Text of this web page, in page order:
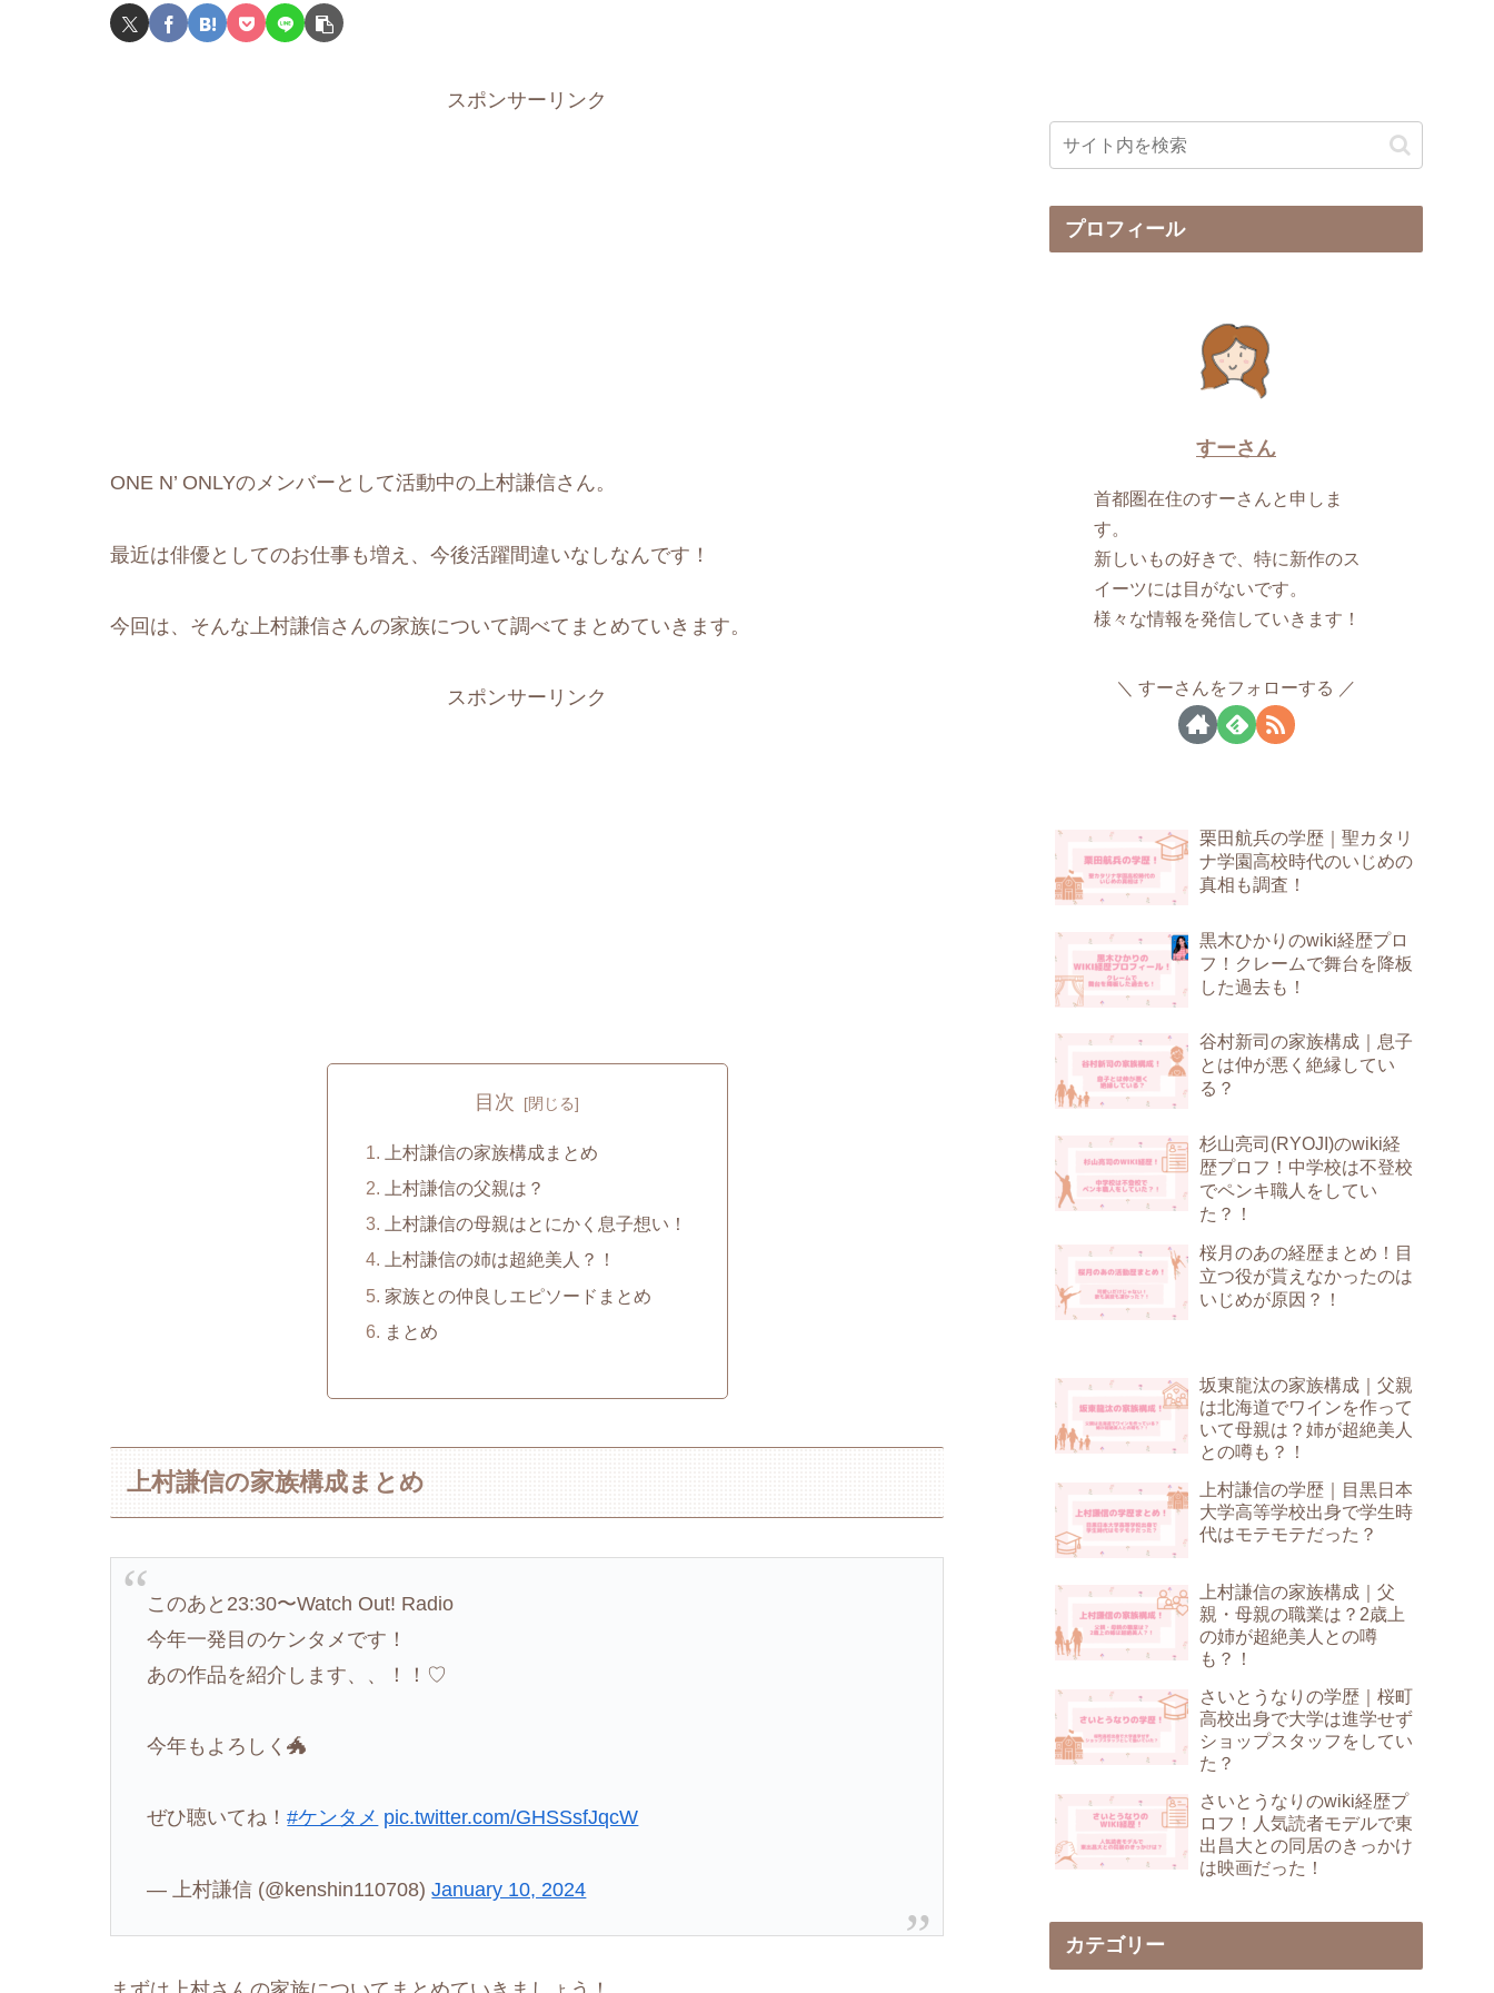
スポンサーリンク
ONE N’ ONLYのメンバーとして活動中の上村謙信さん。
最近は俳優としてのお仕事も増え、今後活躍間違いなしなんです！
今回は、そんな上村謙信さんの家族について調べてまとめていきます。
スポンサーリンク
目次
上村謙信の家族構成まとめ
上村謙信の父親は？
上村謙信の母親はとにかく息子想い！
上村謙信の姉は超絶美人？！
家族との仲良しエピソードまとめ
まとめ
上村謙信の家族構成まとめ
このあと23:30〜Watch Out! Radio
今年一発目のケンタメです！
あの作品を紹介します、、！！♡
今年もよろしく🐲
ぜひ聴いてね！#ケンタメ pic.twitter.com/GHSSsfJqcW
— 上村謙信 (@kenshin110708)January 10, 2024
プロフィール
すーさん
首都圏在住のすーさんと申しま
す。
新しいもの好きで、特に新作のス
イーツには目がないです。
様々な情報を発信していきます！
すーさんをフォローする
栗田航兵の学歴｜聖カタリ
ナ学園高校時代のいじめの
真相も調査！
黒木ひかりのwiki経歴プロ
フ！クレームで舞台を降板
した過去も！
谷村新司の家族構成｜息子
とは仲が悪く絶縁してい
る？
杉山亮司(RYOJI)のwiki経
歴プロフ！中学校は不登校
でペンキ職人をしてい
た？！
桜月のあの経歴まとめ！目
立つ役が貰えなかったのは
いじめが原因？！
坂東龍汰の家族構成｜父親
は北海道でワインを作って
いて母親は？姉が超絶美人
との噂も？！
上村謙信の学歴｜目黒日本
大学高等学校出身で学生時
代はモテモテだった？
上村謙信の家族構成｜父
親・母親の職業は？2歳上
の姉が超絶美人との噂
も？！
さいとうなりの学歴｜桜町
高校出身で大学は進学せず
ショップスタッフをしてい
た？
さいとうなりのwiki経歴プ
ロフ！人気読者モデルで東
出昌大との同居のきっかけ
は映画だった！
カテゴリー